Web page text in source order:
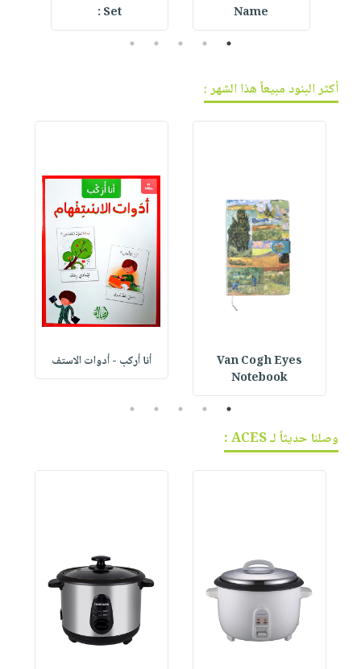
Name
Set :
1
2
3
4
5
أكثر البنود مبيعاً هذا الشهر :
Van Cogh Eyes
Notebook
أنا أركب - أدوات الاستف
1
2
3
4
5
وصلنا حديثاً لـ ACES :